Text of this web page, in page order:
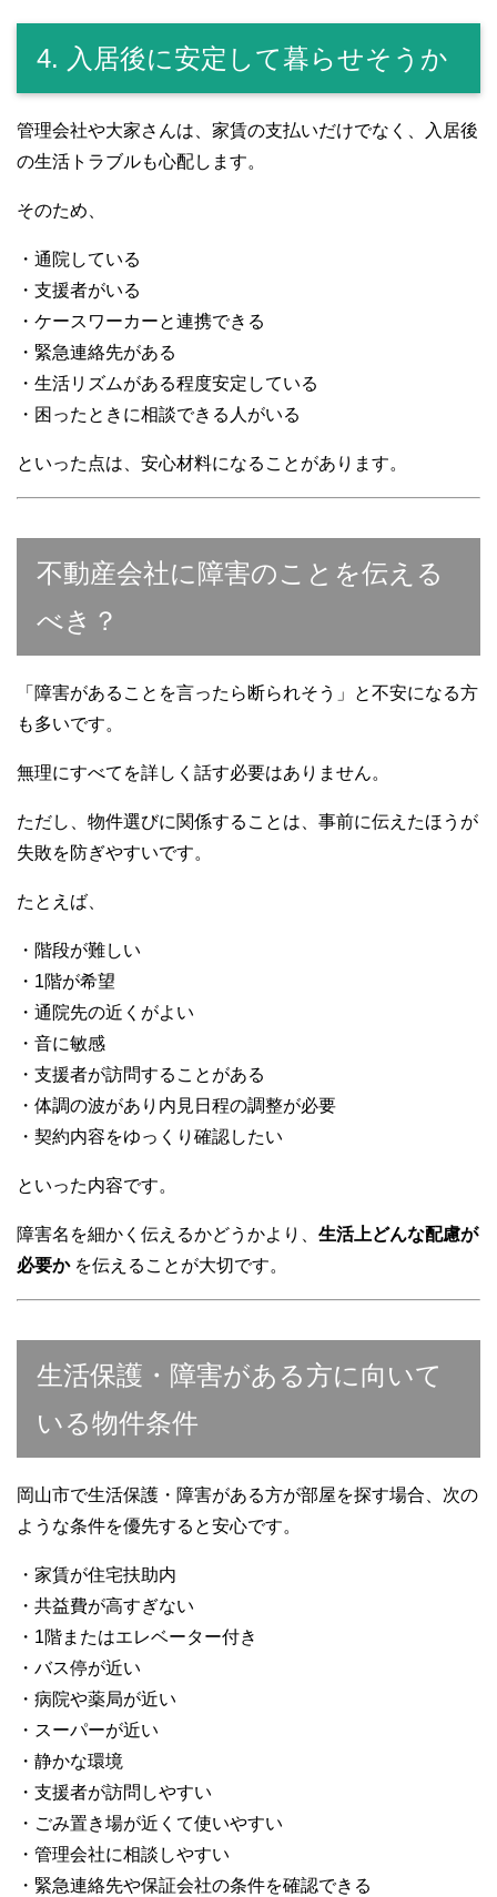
4. 入居後に安定して暮らせそうか
管理会社や大家さんは、家賃の支払いだけでなく、入居後
の生活トラブルも心配します。
そのため、
・通院している
・支援者がいる
・ケースワーカーと連携できる
・緊急連絡先がある
・生活リズムがある程度安定している
・困ったときに相談できる人がいる
といった点は、安心材料になることがあります。
不動産会社に障害のことを伝える
べき？
「障害があることを言ったら断られそう」と不安になる方
も多いです。
無理にすべてを詳しく話す必要はありません。
ただし、物件選びに関係することは、事前に伝えたほうが
失敗を防ぎやすいです。
たとえば、
・階段が難しい
・1階が希望
・通院先の近くがよい
・音に敏感
・支援者が訪問することがある
・体調の波があり内見日程の調整が必要
・契約内容をゆっくり確認したい
といった内容です。
障害名を細かく伝えるかどうかより、 生活上どんな配慮が
必要かを伝えることが大切です。
生活保護・障害がある方に向いて
いる物件条件
岡山市で生活保護・障害がある方が部屋を探す場合、次の
ような条件を優先すると安心です。
・家賃が住宅扶助内
・共益費が高すぎない
・1階またはエレベーター付き
・バス停が近い
・病院や薬局が近い
・スーパーが近い
・静かな環境
・支援者が訪問しやすい
・ごみ置き場が近くて使いやすい
・管理会社に相談しやすい
・緊急連絡先や保証会社の条件を確認できる